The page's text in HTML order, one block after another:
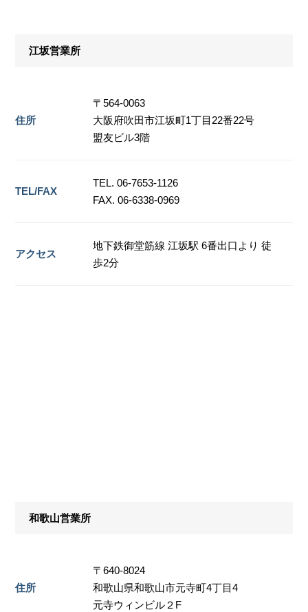
江坂営業所
住所
〒564-0063
大阪府吹田市江坂町1丁目22番22号
盟友ビル3階
TEL/FAX
TEL. 06-7653-1126
FAX. 06-6338-0969
アクセス
地下鉄御堂筋線 江坂駅 6番出口より 徒
歩2分
和歌山営業所
住所
〒640-8024
和歌山県和歌山市元寺町4丁目4
元寺ウィンビル２F